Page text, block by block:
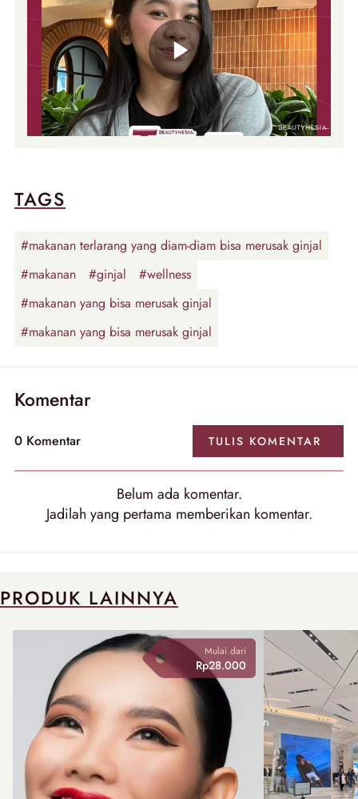
TAGS
#makanan terlarang yang diam-diam bisa merusak ginjal
#makanan
#ginjal
#wellness
#makanan yang bisa merusak ginjal
#makanan yang bisa merusak ginjal
Komentar
0 Komentar TULIS KOMENTAR
Belum ada komentar.
Jadilah yang pertama memberikan komentar.
PRODUK LAINNYA
Mulai dari
Rp28.000